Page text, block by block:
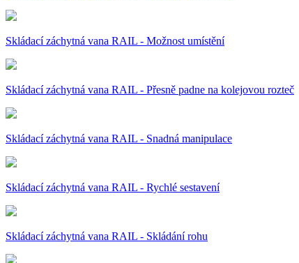
Skládací záchytná vana RAIL - Možnost umístění
Skládací záchytná vana RAIL - Přesně padne na kolejovou rozteč
Skládací záchytná vana RAIL - Snadná manipulace
Skládací záchytná vana RAIL - Rychlé sestavení
Skládací záchytná vana RAIL - Skládání rohu